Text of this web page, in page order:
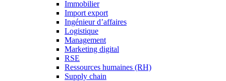
Immobilier
Import export
Ingénieur d’affaires
Logistique
Management
Marketing digital
RSE
Ressources humaines (RH)
Supply chain